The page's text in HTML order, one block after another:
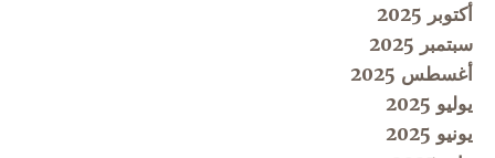
أكتوبر 2025
سبتمبر 2025
أغسطس 2025
يوليو 2025
يونيو 2025